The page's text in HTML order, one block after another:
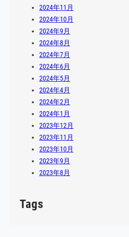
2024年11月
2024年10月
2024年9月
2024年8月
2024年7月
2024年6月
2024年5月
2024年4月
2024年2月
2024年1月
2023年12月
2023年11月
2023年10月
2023年9月
2023年8月
Tags